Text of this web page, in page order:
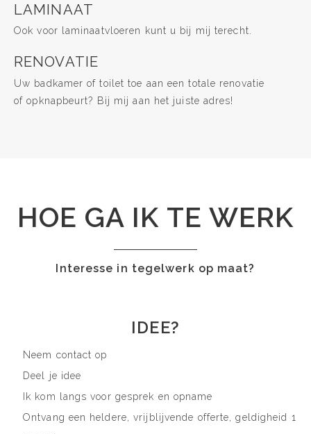
LAMINAAT
Ook voor laminaatvloeren kunt u bij mij terecht.
RENOVATIE
Uw badkamer of toilet toe aan een totale renovatie
of opknapbeurt? Bij mij aan het juiste adres!
HOE GA IK TE WERK
Interesse in tegelwerk op maat?
IDEE?
Neem contact op
Deel je idee
Ik kom langs voor gesprek en opname
Ontvang een heldere, vrijblijvende offerte, geldigheid 1